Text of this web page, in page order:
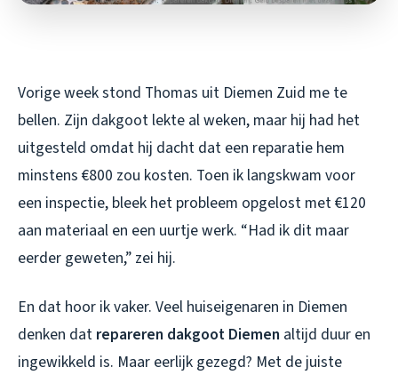
Vorige week stond Thomas uit Diemen Zuid me te
bellen. Zijn dakgoot lekte al weken, maar hij had het
uitgesteld omdat hij dacht dat een reparatie hem
minstens €800 zou kosten. Toen ik langskwam voor
een inspectie, bleek het probleem opgelost met €120
aan materiaal en een uurtje werk. “Had ik dit maar
eerder geweten,” zei hij.
En dat hoor ik vaker. Veel huiseigenaren in Diemen
denken dat repareren dakgoot Diemen altijd duur en
ingewikkeld is. Maar eerlijk gezegd? Met de juiste